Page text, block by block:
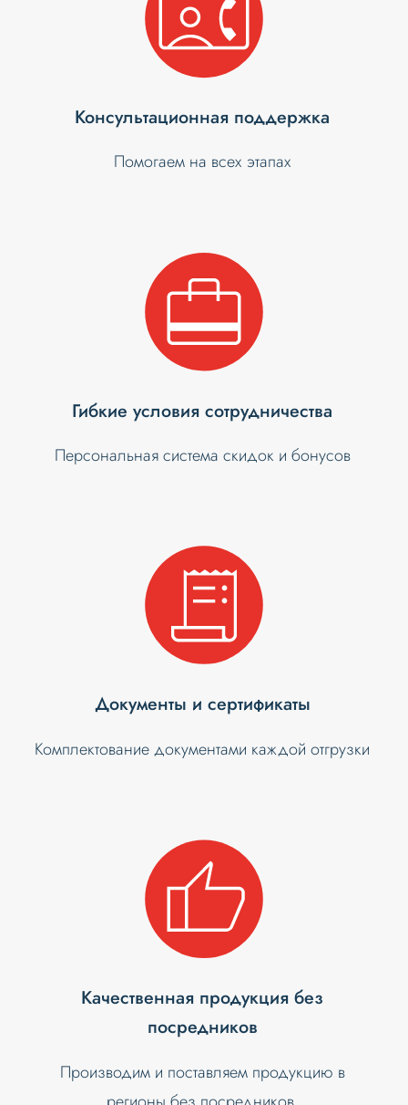
Консультационная поддержка
Помогаем на всех этапах
Гибкие условия сотрудничества
Персональная система скидок и бонусов
Документы и сертификаты
Комплектование документами каждой отгрузки
Качественная продукция без
посредников
Производим и поставляем продукцию в